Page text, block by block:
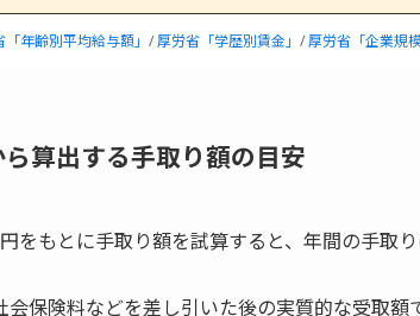
年齢別平均給与額」 /厚労省「学歴別賃金」 /厚労省「企業規
算出する手取り額の目安
をもとに手取り額を試算すると、年間の手取
保険料などを差し引いた後の実質的な受取額